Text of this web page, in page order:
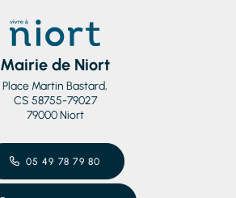
Mairie de Niort
Place Martin Bastard,
CS 58755-79027
79000 Niort
05 49 78 79 80